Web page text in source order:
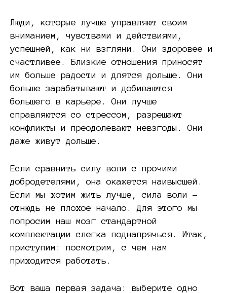
Люди, которые лучше управляют своим
вниманием, чувствами и действиями,
успешней, как ни взгляни. Они здоровее и
счастливее. Близкие отношения приносят
им больше радости и длятся дольше. Они
больше зарабатывают и добиваются
большего в карьере. Они лучше
справляются со стрессом, разрешают
конфликты и преодолевают невзгоды. Они
даже живут дольше.
Если сравнить силу воли с прочими
добродетелями, она окажется наивысшей.
Если мы хотим жить лучше, сила воли –
отнюдь не плохое начало. Для этого мы
попросим наш мозг стандартной
комплектации слегка поднапрячься. Итак,
приступим: посмотрим, с чем нам
приходится работать.
Вот ваша первая задача: выберите одно